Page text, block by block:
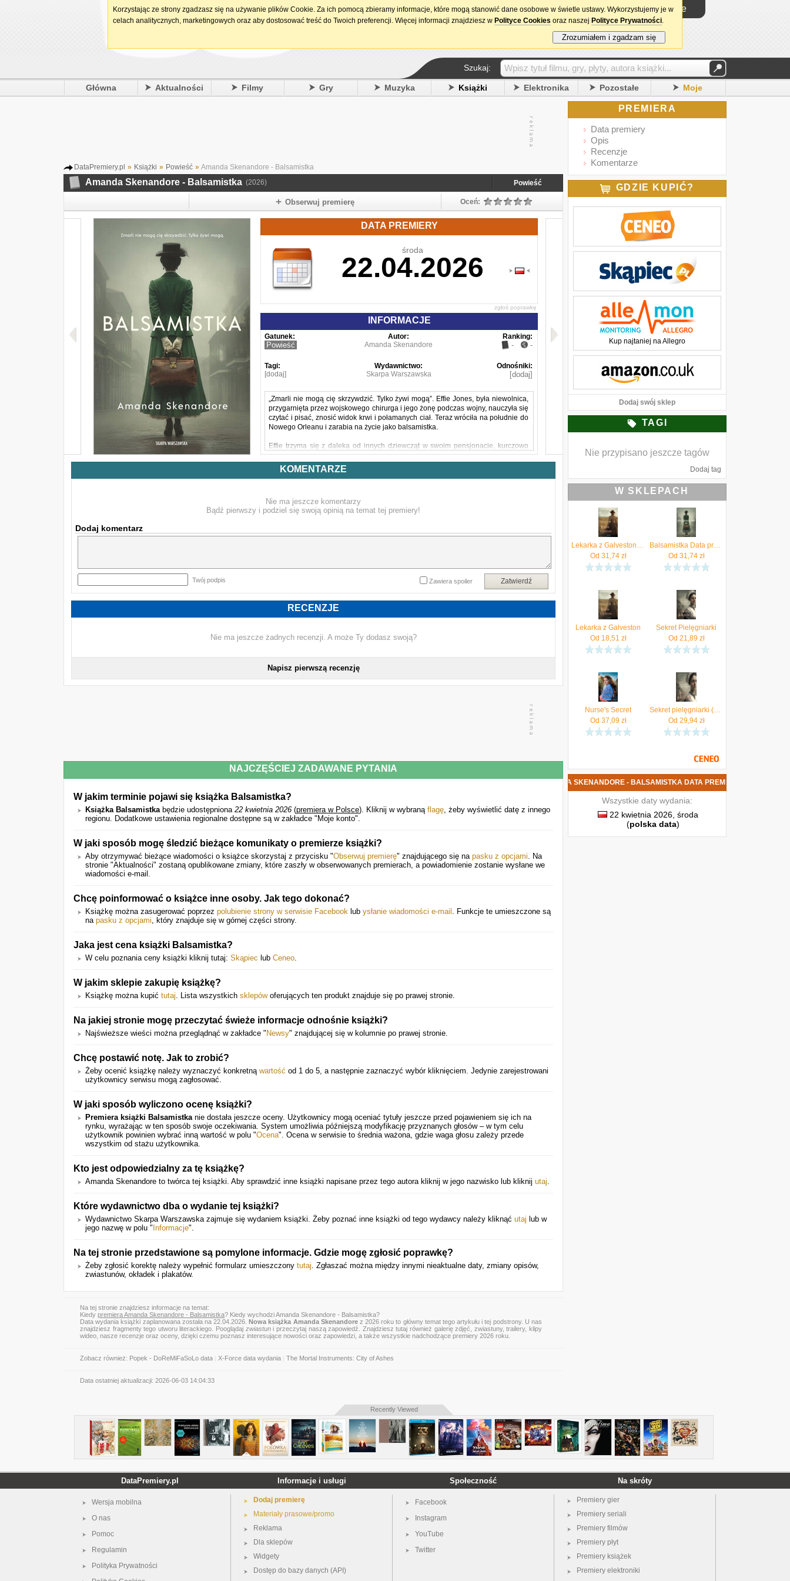
15. urodziny DataPremiery.pl Logowanie
Szukaj:
Główna Aktualności Filmy Gry Muzyka Książki Elektronika Pozostałe Moje
DataPremiery.pl » Książki » Powieść » Amanda Skenandore - Balsamistka
Amanda Skenandore - Balsamistka (2026) Powieść
Obserwuj premierę Oceń:
DATA PREMIERY
środa
22.04.2026
zgłoś poprawkę
INFORMACJE
Gatunek:
Powieść
Autor:
Amanda Skenandore
Ranking:
- -
Tagi:
[dodaj]
Wydawnictwo:
Skarpa Warszawska
Odnośniki:
[dodaj]
„Zmarli nie mogą cię skrzywdzić. Tylko żywi mogą”. Effie Jones, była niewolnica,
przygarnięta przez wojskowego chirurga i jego żonę podczas wojny, nauczyła się
czytać i pisać, znosić widok krwi i połamanych ciał. Teraz wróciła na południe do
Nowego Orleanu i zarabia na życie jako balsamistka.
Effie trzyma się z daleka od innych dziewcząt w swoim pensjonacie, kurczowo
trzymając się satysfakcji, jaką czerpie z pracy. Jednak pomimo swojej
powściągliwości, dwa spotkania – z charyzmatycznym legislatorem stanowym
Samsonem Greene’em i piękną młodą Kreolką, Adeline – wprowadzają ją w
Effie postanawia odnaleźć przeszłość, którą wymazała z pamięci, i spróbować
KOMENTARZE
Nie ma jeszcze komentarzy
Bądź pierwszy i podziel się swoją opinią na temat tej premiery!
Dodaj komentarz
Twój podpis Zatwierdź
Zawiera spoiler
RECENZJE
Nie ma jeszcze żadnych recenzji. A może Ty dodasz swoją?
Napisz pierwszą recenzję
NAJCZĘŚCIEJ ZADAWANE PYTANIA
W jakim terminie pojawi się książka Balsamistka?
Książka Balsamistkabędzie udostępniona 22 kwietnia 2026 (premiera w Polsce). Kliknij w wybraną flagę, żeby wyświetlić datę z innego
regionu. Dodatkowe ustawienia regionalne dostępne są w zakładce "Moje konto".
W jaki sposób mogę śledzić bieżące komunikaty o premierze książki?
Aby otrzymywać bieżące wiadomości o książce skorzystaj z przycisku "Obserwuj premierę" znajdującego się na pasku z opcjami. Na
stronie "Aktualności" zostaną opublikowane zmiany, które zaszły w obserwowanych premierach, a powiadomienie zostanie wysłane we
wiadomości e-mail.
Chcę poinformować o książce inne osoby. Jak tego dokonać?
Książkę można zasugerować poprzez polubienie strony w serwisie Facebook lub ysłanie wiadomości e-mail . Funkcje te umieszczone są
na pasku z opcjami, który znajduje się w górnej części strony.
Jaka jest cena książki Balsamistka?
W celu poznania ceny książki kliknij tutaj: Skąpiec lub Ceneo.
W jakim sklepie zakupię książkę?
Książkę można kupić tutaj. Lista wszystkich sklepówoferujących ten produkt znajduje się po prawej stronie.
Na jakiej stronie mogę przeczytać świeże informacje odnośnie książki?
Najświeższe wieści można przeglądnąć w zakładce " Newsy" znajdującej się w kolumnie po prawej stronie.
Chcę postawić notę. Jak to zrobić?
Żeby ocenić książkę należy wyznaczyć konkretną wartość od 1 do 5, a następnie zaznaczyć wybór kliknięciem. Jedynie zarejestrowani
użytkownicy serwisu mogą zagłosować.
W jaki sposób wyliczono ocenę książki?
Premiera książki Balsamistkanie dostała jeszcze oceny. Użytkownicy mogą oceniać tytuły jeszcze przed pojawieniem się ich na
rynku, wyrażając w ten sposób swoje oczekiwania. System umożliwia późniejszą modyfikację przyznanych głosów – w tym celu
użytkownik powinien wybrać inną wartość w polu "Ocena". Ocena w serwisie to średnia ważona, gdzie waga głosu zależy przede
wszystkim od stażu użytkownika.
Kto jest odpowiedzialny za tę książkę?
Amanda Skenandore to twórca tej książki. Aby sprawdzić inne książki napisane przez tego autora kliknij w jego nazwisko lub kliknij utaj.
Które wydawnictwo dba o wydanie tej książki?
Wydawnictwo Skarpa Warszawska zajmuje się wydaniem książki. Żeby poznać inne książki od tego wydawcy należy kliknąć utaj lub w
jego nazwę w polu " Informacje".
Na tej stronie przedstawione są pomylone informacje. Gdzie mogę zgłosić poprawkę?
Żeby zgłosić korektę należy wypełnić formularz umieszczony tutaj. Zgłaszać można między innymi nieaktualne daty, zmiany opisów,
zwiastunów, okładek i plakatów.
Na tej stronie znajdziesz informacje na temat:
Kiedy premiera Amanda Skenandore - Balsamistka? Kiedy wychodzi Amanda Skenandore - Balsamistka?
Data wydania książki zaplanowana została na 22.04.2026.Nowa książka Amanda Skenandorez 2026 roku to główny temat tego artykułu i tej podstrony. U nas
znajdziesz fragmenty tego utworu literackiego. Pooglądaj zwiastuni przeczytaj naszą zapowiedź. Znajdziesz tutaj również galerię zdjęć, zwiastuny, trailery, klipy
wideo, nasze recenzje oraz oceny, dzięki czemu poznasz interesujące nowości oraz zapowiedzi, a także wszystkie nadchodzące premiery 2026 roku.
Zobacz również: Popek - DoReMiFaSoLo data X-Force data wydania The Mortal Instruments: City of Ashes
Data ostatniej aktualizacji: 2026-06-03 14:04:33
PREMIERA
Data premiery
Opis
Recenzje
Komentarze
GDZIE KUPIĆ?
Kup najtaniej na Allegro
Dodaj swój sklep
TAGI
Nie przypisano jeszcze tagów
Dodaj tag
W SKLEPACH
Lekarka z Galveston (ebook)
Od 31,74zł
Balsamistka Data premiery: 2026-04-22 (EBOOK)
Od 31,74zł
Lekarka z Galveston
Od 18,51 zł
Sekret Pielęgniarki
Od 21,89 zł
Nurse's Secret
Od 37,09 zł
Sekret pielęgniarki (Audiobook)
Od 29,94zł
NOWA KSIĄŻKA AMANDA SKENANDORE - BALSAMISTKA DATA PREMIERY
Wszystkie daty wydania:
22 kwietnia 2026, środa
(polska data)
Recently Viewed
DataPremiery.pl
Wersja mobilna
O nas
Pomoc
Regulamin
Polityka Prywatności
Informacje i usługi
Dodaj premierę
Materiały prasowe/promo
Reklama
Dla sklepów
Widgety
Dostęp do bazy danych (API)
Społeczność
Facebook
Instagram
YouTube
Twitter
Na skróty
Premiery gier
Premiery seriali
Premiery filmów
Premiery płyt
Premiery książek
Premiery elektroniki
Korzystając ze strony zgadzasz się na używanie plików Cookie. Za ich pomocą zbieramy informacje, które mogą stanowić dane osobowe w świetle ustawy. Wykorzystujemy je w
celach analitycznych, marketingowych oraz aby dostosować treść do Twoich preferencji. Więcej informacji znajdziesz w Polityce Cookies oraz naszej Polityce Prywatności.
Zrozumiałem i zgadzam się